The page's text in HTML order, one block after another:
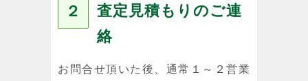
２
査定見積もりのご連
絡
お問合せ頂いた後、通常１～２営業